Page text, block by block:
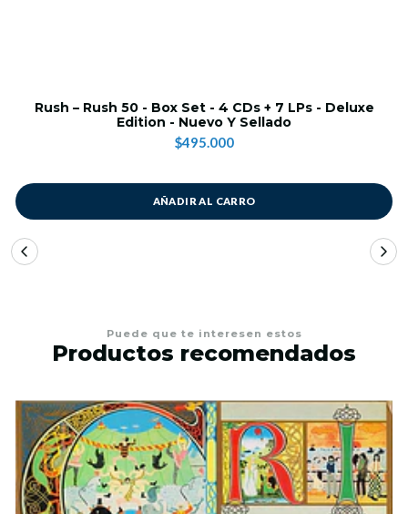
Rush – Rush 50 - Box Set - 4 CDs + 7 LPs - Deluxe
Edition - Nuevo Y Sellado
$495.000
AÑADIR AL CARRO
Puede que te interesen estos
Productos recomendados